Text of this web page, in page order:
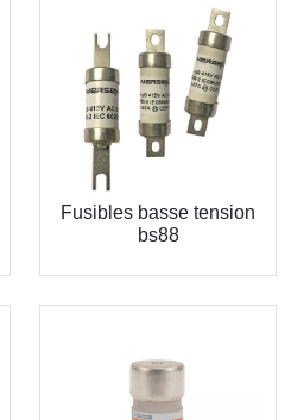
Fusibles basse tension
bs88